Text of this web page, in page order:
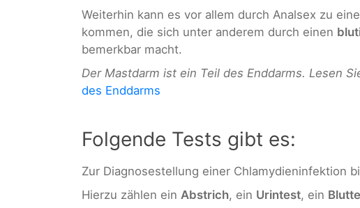
Weiterhin kann es vor allem durch Analsex zu
kommen, die sich unter anderem durch einen
bemerkbar macht.
Der Mastdarm ist ein Teil des Enddarms. Lesen
des Enddarms
Folgende Tests gibt es:
Zur Diagnosestellung einer Chlamydieninfektion
Hierzu zählen ein Abstrich, ein Urintest, ein